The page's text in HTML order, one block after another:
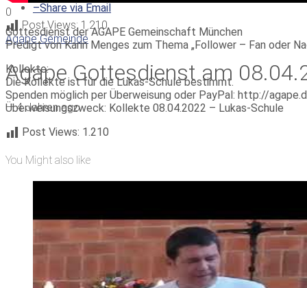
0
Post Views: 1.210
Agape Gemeinde
Agape Gottesdienst am
— 4 Jahren ago
–Share via Email
Gottesdienst der AGAPE Gemeinschaft München
Predigt von Karin Menges zum Thema „Follower – Fan oder
Kollekte:
Die Kollekte ist für die Lukas-Schule bestimmt.
Spenden möglich per Überweisung oder PayPal: http://
Überweisungszweck: Kollekte 08.04.2022 – Lukas-Schule
Post Views: 1.210
You Might also like